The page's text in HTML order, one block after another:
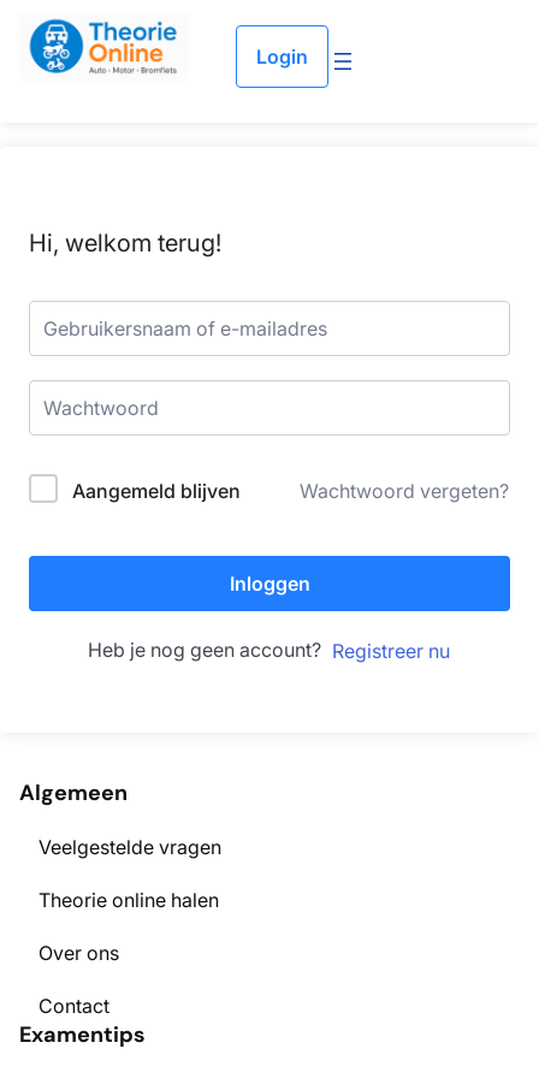
Login
Hi, welkom terug!
Aangemeld blijven Wachtwoord vergeten?
Inloggen
Heb je nog geen account? Registreer nu
Algemeen
Veelgestelde vragen
Theorie online halen
Over ons
Contact
Examentips